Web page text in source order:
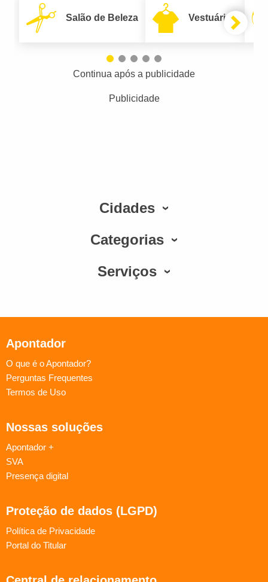
Salão de Beleza Vestuário
Continua após a publicidade
Publicidade
Cidades
Categorias
Serviços
Apontador
O que é o Apontador?
Perguntas Frequentes
Termos de Uso
Nossas soluções
Apontador +
SVA
Presença digital
Proteção de dados (LGPD)
Política de Privacidade
Portal do Titular